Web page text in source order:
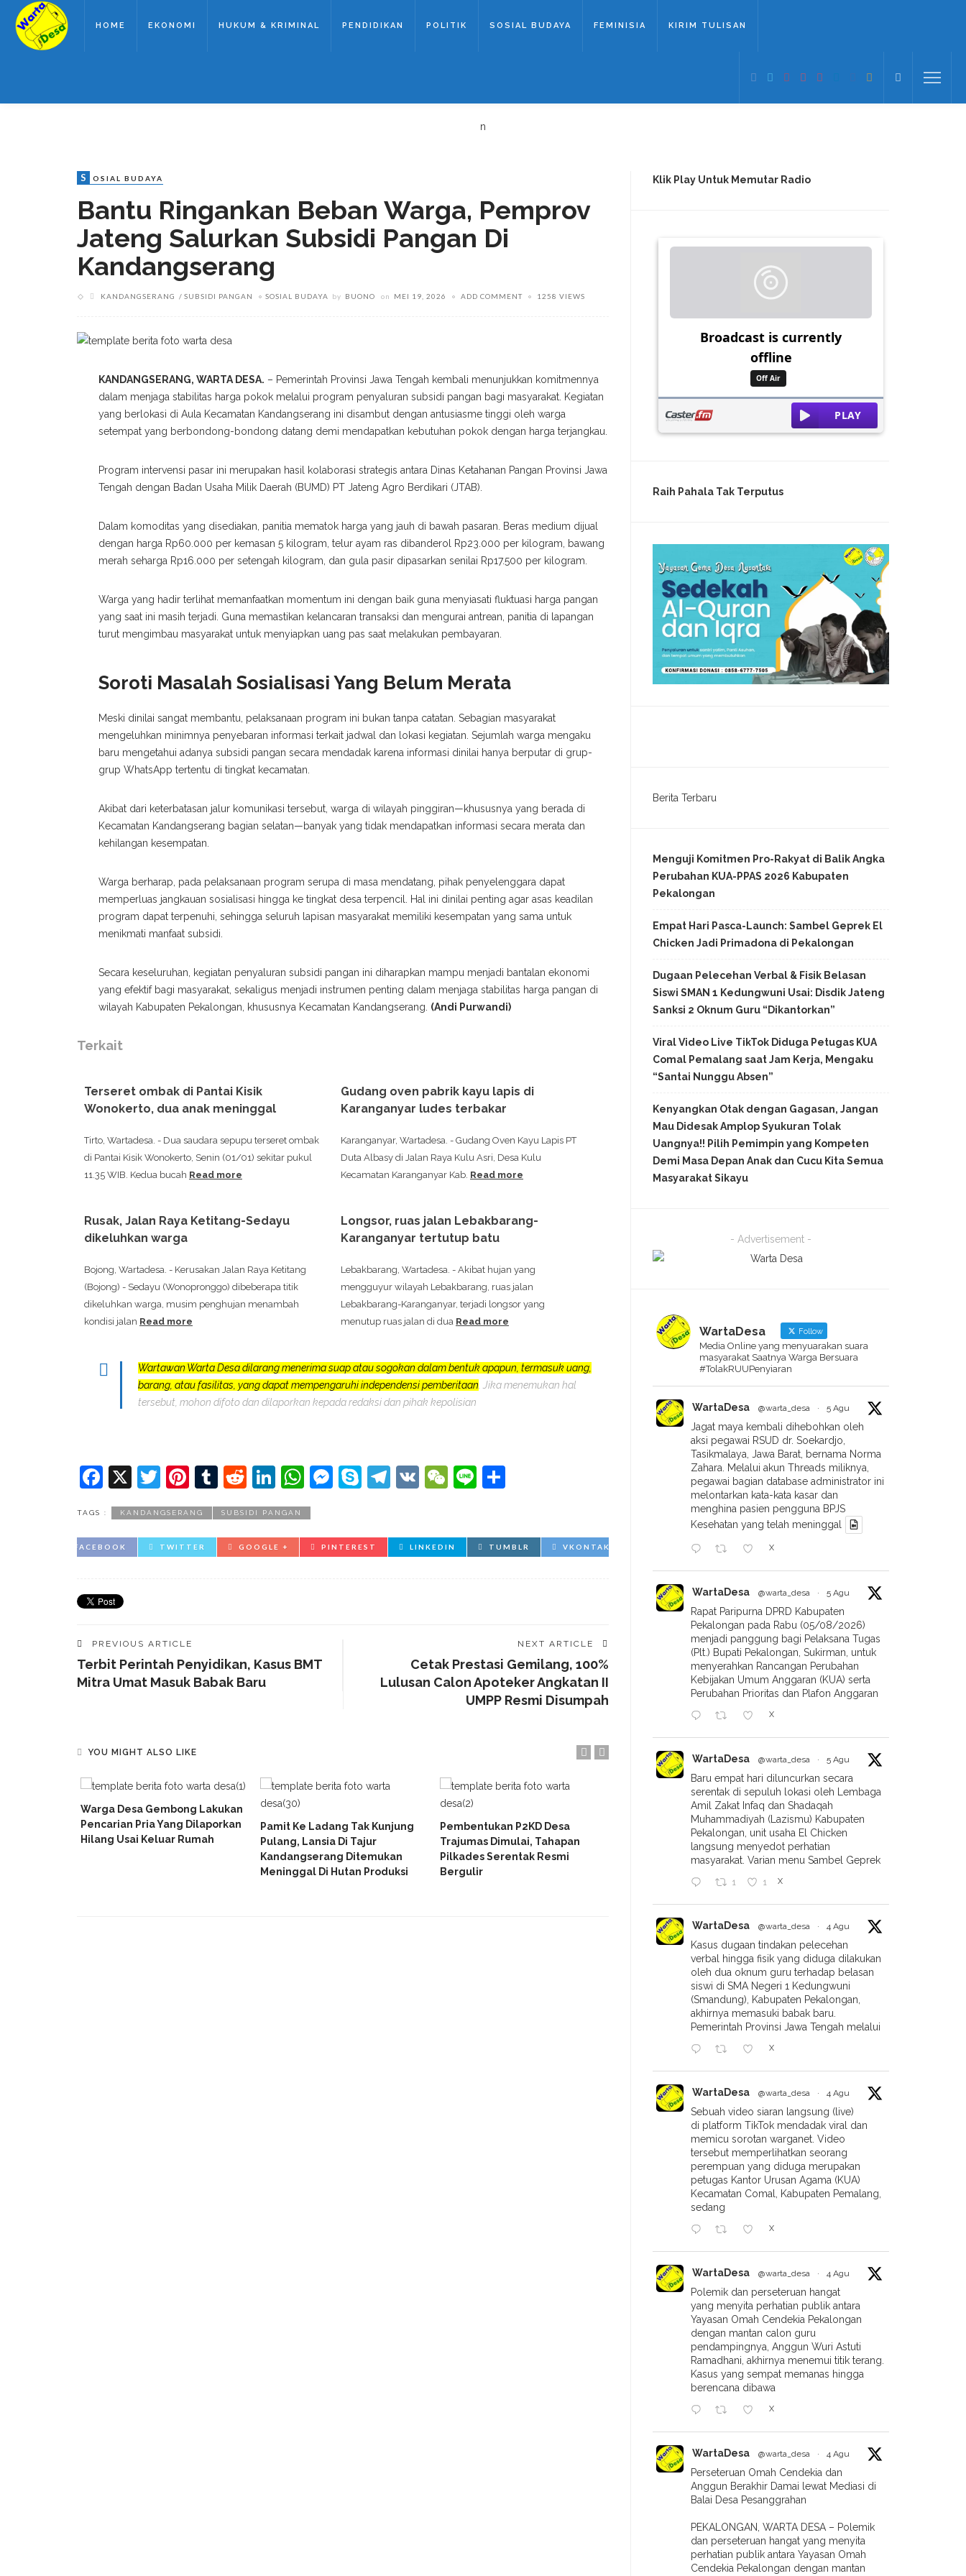
HOME EKONOMI HUKUM & KRIMINAL PENDIDIKAN POLITIK SOSIAL BUDAYA FEMINISIA KIRIM TULISAN
n
S OSIAL BUDAYA
Bantu Ringankan Beban Warga, Pemprov
Jateng Salurkan Subsidi Pangan Di
Kandangserang
KANDANGSERANG SUBSIDI PANGAN SOSIAL BUDAYA by BUONO on MEI 19, 2026 ADD COMMENT 1258 VIEWS
KANDANGSERANG, WARTA DESA. – Pemerintah Provinsi Jawa Tengah kembali menunjukkan komitmennya
dalam menjaga stabilitas harga pokok melalui program penyaluran subsidi pangan bagi masyarakat. Kegiatan
yang berlokasi di Aula Kecamatan Kandangserang ini disambut dengan antusiasme tinggi oleh warga
setempat yang berbondong-bondong datang demi mendapatkan kebutuhan pokok dengan harga terjangkau.
Program intervensi pasar ini merupakan hasil kolaborasi strategis antara Dinas Ketahanan Pangan Provinsi Jawa
Tengah dengan Badan Usaha Milik Daerah (BUMD) PT Jateng Agro Berdikari (JTAB).
Dalam komoditas yang disediakan, panitia mematok harga yang jauh di bawah pasaran. Beras medium dijual
dengan harga Rp60.000 per kemasan 5 kilogram, telur ayam ras dibanderol Rp23.000 per kilogram, bawang
merah seharga Rp16.000 per setengah kilogram, dan gula pasir dipasarkan senilai Rp17.500 per kilogram.
Warga yang hadir terlihat memanfaatkan momentum ini dengan baik guna menyiasati fluktuasi harga pangan
yang saat ini masih terjadi. Guna memastikan kelancaran transaksi dan mengurai antrean, panitia di lapangan
turut mengimbau masyarakat untuk menyiapkan uang pas saat melakukan pembayaran.
Soroti Masalah Sosialisasi Yang Belum Merata
Meski dinilai sangat membantu, pelaksanaan program ini bukan tanpa catatan. Sebagian masyarakat
mengeluhkan minimnya penyebaran informasi terkait jadwal dan lokasi kegiatan. Sejumlah warga mengaku
baru mengetahui adanya subsidi pangan secara mendadak karena informasi dinilai hanya berputar di grup-
grup WhatsApp tertentu di tingkat kecamatan.
Akibat dari keterbatasan jalur komunikasi tersebut, warga di wilayah pinggiran—khususnya yang berada di
Kecamatan Kandangserang bagian selatan—banyak yang tidak mendapatkan informasi secara merata dan
kehilangan kesempatan.
Warga berharap, pada pelaksanaan program serupa di masa mendatang, pihak penyelenggara dapat
memperluas jangkauan sosialisasi hingga ke tingkat desa terpencil. Hal ini dinilai penting agar asas keadilan
program dapat terpenuhi, sehingga seluruh lapisan masyarakat memiliki kesempatan yang sama untuk
menikmati manfaat subsidi.
Secara keseluruhan, kegiatan penyaluran subsidi pangan ini diharapkan mampu menjadi bantalan ekonomi
yang efektif bagi masyarakat, sekaligus menjadi instrumen penting dalam menjaga stabilitas harga pangan di
wilayah Kabupaten Pekalongan, khususnya Kecamatan Kandangserang. (Andi Purwandi)
Terkait
Terseret ombak di Pantai Kisik
Wonokerto, dua anak meninggal
Tirto, Wartadesa. - Dua saudara sepupu terseret ombak
di Pantai Kisik Wonokerto, Senin (01/01) sekitar pukul
11.35 WIB. Kedua bucah Read more
Gudang oven pabrik kayu lapis di
Karanganyar ludes terbakar
Karanganyar, Wartadesa. - Gudang Oven Kayu Lapis PT
Duta Albasy di Jalan Raya Kulu Asri, Desa Kulu
Kecamatan Karanganyar Kab. Read more
Rusak, Jalan Raya Ketitang-Sedayu
dikeluhkan warga
Bojong, Wartadesa. - Kerusakan Jalan Raya Ketitang
(Bojong) - Sedayu (Wonopronggo) dibeberapa titik
dikeluhkan warga, musim penghujan menambah
kondisi jalan Read more
Longsor, ruas jalan Lebakbarang-
Karanganyar tertutup batu
Lebakbarang, Wartadesa. - Akibat hujan yang
mengguyur wilayah Lebakbarang, ruas jalan
Lebakbarang-Karanganyar, terjadi longsor yang
menutup ruas jalan di dua Read more
Wartawan Warta Desa dilarang menerima suap atau sogokan dalam bentuk apapun, termasuk uang,
barang, atau fasilitas, yang dapat mempengaruhi independensi pemberitaan. Jika menemukan hal
tersebut, mohon difoto dan dilaporkan kepada redaksi dan pihak kepolisian
Facebook
X Twitter
Pinterest
Tumblr
Reddit
LinkedIn
WhatsApp
Messenger
Skype
Telegram
VK WeChat
Line
TAGS : KANDANGSERANG SUBSIDI PANGAN
FACEBOOK TWITTER GOOGLE + PINTEREST LINKEDIN TUMBLR VKONTAKTE
PREVIOUS ARTICLE
Terbit Perintah Penyidikan, Kasus BMT
Mitra Umat Masuk Babak Baru
NEXT ARTICLE
Cetak Prestasi Gemilang, 100%
Lulusan Calon Apoteker Angkatan II
UMPP Resmi Disumpah
YOU MIGHT ALSO LIKE
Warga Desa Gembong Lakukan
Pencarian Pria Yang Dilaporkan
Hilang Usai Keluar Rumah
Pamit Ke Ladang Tak Kunjung
Pulang, Lansia Di Tajur
Kandangserang Ditemukan
Meninggal Di Hutan Produksi
Pembentukan P2KD Desa
Trajumas Dimulai, Tahapan
Pilkades Serentak Resmi
Bergulir
Warga Terdampak
Pembangunan PLTMH Lambur
Tuntut Ganti Rugi, PT Indonesia
Pengecekan Lapangan
Soal Dampak Pembangunan
PLTMH, Pemdes Lambur
Fasilitasi Mediasi Warga
Klik Play Untuk Memutar Radio
Raih Pahala Tak Terputus
Berita Terbaru
Menguji Komitmen Pro-Rakyat di Balik Angka
Perubahan KUA-PPAS 2026 Kabupaten
Pekalongan
Empat Hari Pasca-Launch: Sambel Geprek El
Chicken Jadi Primadona di Pekalongan
Dugaan Pelecehan Verbal & Fisik Belasan
Siswi SMAN 1 Kedungwuni Usai: Disdik Jateng
Sanksi 2 Oknum Guru “Dikantorkan”
Viral Video Live TikTok Diduga Petugas KUA
Comal Pemalang saat Jam Kerja, Mengaku
“Santai Nunggu Absen”
Kenyangkan Otak dengan Gagasan, Jangan
Mau Didesak Amplop Syukuran Tolak
Uangnya!! Pilih Pemimpin yang Kompeten
Demi Masa Depan Anak dan Cucu Kita Semua
Masyarakat Sikayu
- Advertisement -
WartaDesa Follow
Media Online yang menyuarakan suara
masyarakat Saatnya Warga Bersuara
#TolakRUUPenyiaran
WartaDesa @warta_desa · 5 Agu
Jagat maya kembali dihebohkan oleh
aksi pegawai RSUD dr. Soekardjo,
Tasikmalaya, Jawa Barat, bernama Norma
Zahara. Melalui akun Threads miliknya,
pegawai bagian database administrator ini
melontarkan kata-kata kasar dan
menghina pasien pengguna BPJS
Kesehatan yang telah meninggal
X
WartaDesa @warta_desa · 5 Agu
Rapat Paripurna DPRD Kabupaten
Pekalongan pada Rabu (05/08/2026)
menjadi panggung bagi Pelaksana Tugas
(Plt.) Bupati Pekalongan, Sukirman, untuk
menyerahkan Rancangan Perubahan
Kebijakan Umum Anggaran (KUA) serta
Perubahan Prioritas dan Plafon Anggaran
X
WartaDesa @warta_desa · 5 Agu
Baru empat hari diluncurkan secara
serentak di sepuluh lokasi oleh Lembaga
Amil Zakat Infaq dan Shadaqah
Muhammadiyah (Lazismu) Kabupaten
Pekalongan, unit usaha El Chicken
langsung menyedot perhatian
masyarakat. Varian menu Sambel Geprek
1 1 X
WartaDesa @warta_desa · 4 Agu
Kasus dugaan tindakan pelecehan
verbal hingga fisik yang diduga dilakukan
oleh dua oknum guru terhadap belasan
siswi di SMA Negeri 1 Kedungwuni
(Smandung), Kabupaten Pekalongan,
akhirnya memasuki babak baru.
Pemerintah Provinsi Jawa Tengah melalui
X
WartaDesa @warta_desa · 4 Agu
Sebuah video siaran langsung (live)
di platform TikTok mendadak viral dan
memicu sorotan warganet. Video
tersebut memperlihatkan seorang
perempuan yang diduga merupakan
petugas Kantor Urusan Agama (KUA)
Kecamatan Comal, Kabupaten Pemalang,
sedang
X
WartaDesa @warta_desa · 4 Agu
Polemik dan perseteruan hangat
yang menyita perhatian publik antara
Yayasan Omah Cendekia Pekalongan
dengan mantan calon guru
pendampingnya, Anggun Wuri Astuti
Ramadhani, akhirnya menemui titik terang.
Kasus yang sempat memanas hingga
berencana dibawa
X
WartaDesa @warta_desa · 4 Agu
Perseteruan Omah Cendekia dan
Anggun Berakhir Damai lewat Mediasi di
Balai Desa Pesanggrahan
PEKALONGAN, WARTA DESA – Polemik
dan perseteruan hangat yang menyita
perhatian publik antara Yayasan Omah
Cendekia Pekalongan dengan mantan